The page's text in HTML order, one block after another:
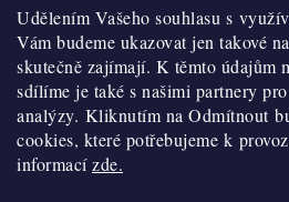
Udělením Vašeho souhlasu s
Vám budeme ukazovat jen takové
skutečně zajímají. K těmto údajům
sdílíme je také s našimi partnery
analýzy. Kliknutím na Odmítnout
cookies, které potřebujeme k
informacízde.
Obchodní podmínky
Hodnocení obchodu
Blog
Moje objednávka
Historie
Kontakty
O nákupu
Reklamace a vratky
Výdejní místa